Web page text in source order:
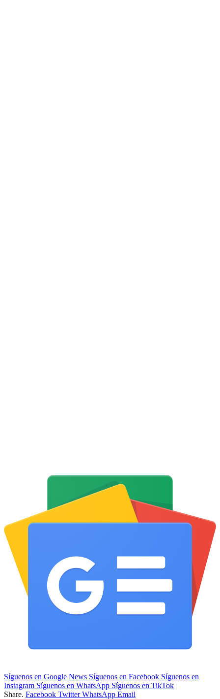
Síguenos en Google News Síguenos en Facebook Síguenos en
Instagram Síguenos en WhatsApp Síguenos en TikTok
Share. Facebook Twitter WhatsApp Email